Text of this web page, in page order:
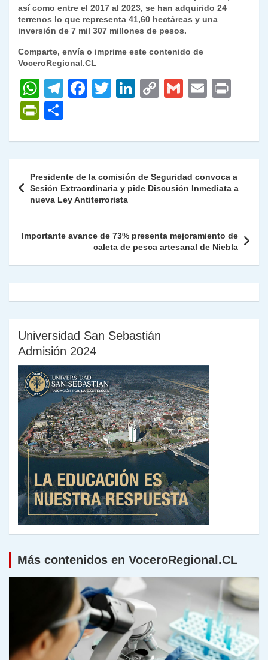
así como entre el 2017 al 2023, se han adquirido 24
terrenos lo que representa 41,60 hectáreas y una
inversión de 7 mil 307 millones de pesos.
Comparte, envía o imprime este contenido de
VoceroRegional.CL
W
h
at
s
p
p
T
gr
m
F
e
o
o
k
T
er
Li
e
n
C
y
n
G
l
E
l
P
nt
Fr
ie
n
dl
y
m
ar
tir
de
entradas
Presidente de la comisión de Seguridad convoca a
Sesión Extraordinaria y pide Discusión Inmediata a
nueva Ley Antiterrorista
Importante avance de 73% presenta mejoramiento de
caleta de pesca artesanal de Niebla
Universidad San Sebastián
Admisión 2024
Más contenidos en VoceroRegional.CL